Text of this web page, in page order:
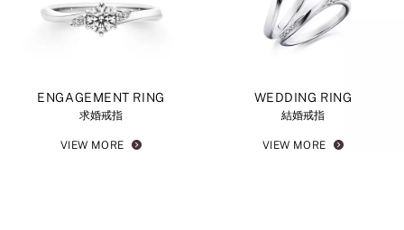
ENGAGEMENT RING
求婚戒指
VIEW MORE
WEDDING RING
結婚戒指
VIEW MORE